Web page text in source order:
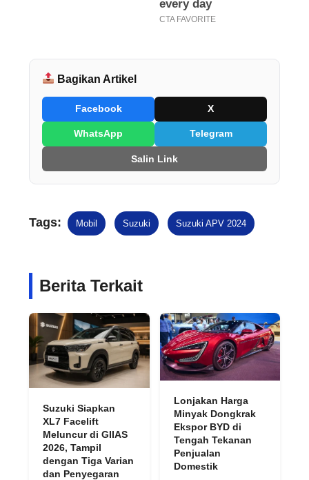
Bagikan Artikel
Facebook X
WhatsApp Telegram
Salin Link
Tags: Mobil Suzuki Suzuki APV 2024
Berita Terkait
Suzuki Siapkan
XL7 Facelift
Meluncur di GIIAS
2026, Tampil
dengan Tiga Varian
dan Penyegaran
Lonjakan Harga
Minyak Dongkrak
Ekspor BYD di
Tengah Tekanan
Penjualan
Domestik